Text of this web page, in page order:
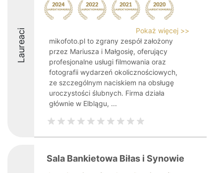
Laureaci
Pokaż więcej >>
mikofoto.pl to zgrany zespół założony
przez Mariusza i Małgosię, oferujący
profesjonalne usługi filmowania oraz
fotografii wydarzeń okolicznościowych,
ze szczególnym naciskiem na obsługę
uroczystości ślubnych. Firma działa
głównie w Elblągu, ...
Sala Bankietowa Biłas i Synowie